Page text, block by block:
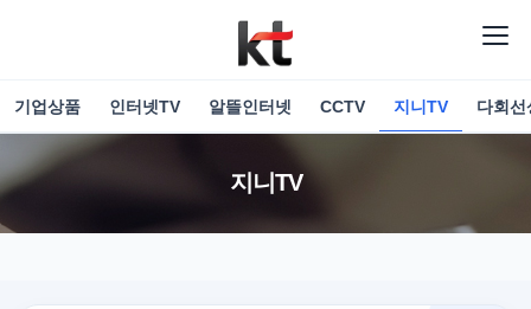
기업상품 인터넷TV 알뜰인터넷 CCTV 지니TV 다회선
지니TV